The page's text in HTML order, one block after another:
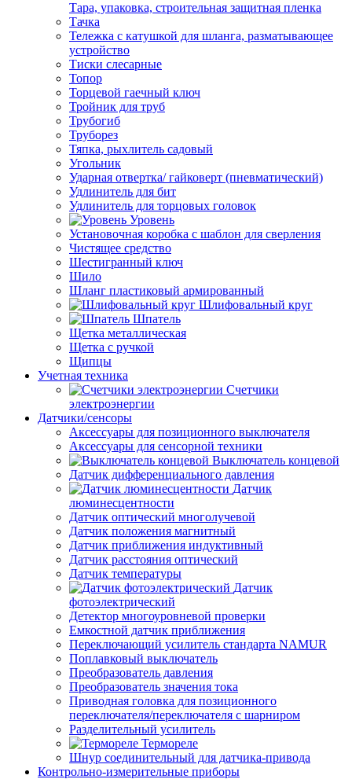
Тара, упаковка, строительная защитная пленка
Тачка
Тележка с катушкой для шланга, разматывающее
устройство
Тиски слесарные
Топор
Торцевой гаечный ключ
Тройник для труб
Трубогиб
Труборез
Тяпка, рыхлитель садовый
Угольник
Ударная отвертка/ гайковерт (пневматический)
Удлинитель для бит
Удлинитель для торцовых головок
Уровень
Установочная коробка с шаблон для сверления
Чистящее средство
Шестигранный ключ
Шило
Шланг пластиковый армированный
Шлифовальный круг
Шпатель
Щетка металлическая
Щетка с ручкой
Щипцы
Учетная техника
Счетчики
электроэнергии
Датчики/сенсоры
Аксессуары для позиционного выключателя
Аксессуары для сенсорной техники
Выключатель концевой
Датчик дифференциального давления
Датчик
люминесцентности
Датчик оптический многолучевой
Датчик положения магнитный
Датчик приближения индуктивный
Датчик расстояния оптический
Датчик температуры
Датчик
фотоэлектрический
Детектор многоуровневой проверки
Емкостной датчик приближения
Переключающий усилитель стандарта NAMUR
Поплавковый выключатель
Преобразователь давления
Преобразователь значения тока
Приводная головка для позиционного
переключателя/переключателя с шарниром
Разделительный усилитель
Термореле
Шнур соединительный для датчика-привода
Контрольно-измерительные приборы